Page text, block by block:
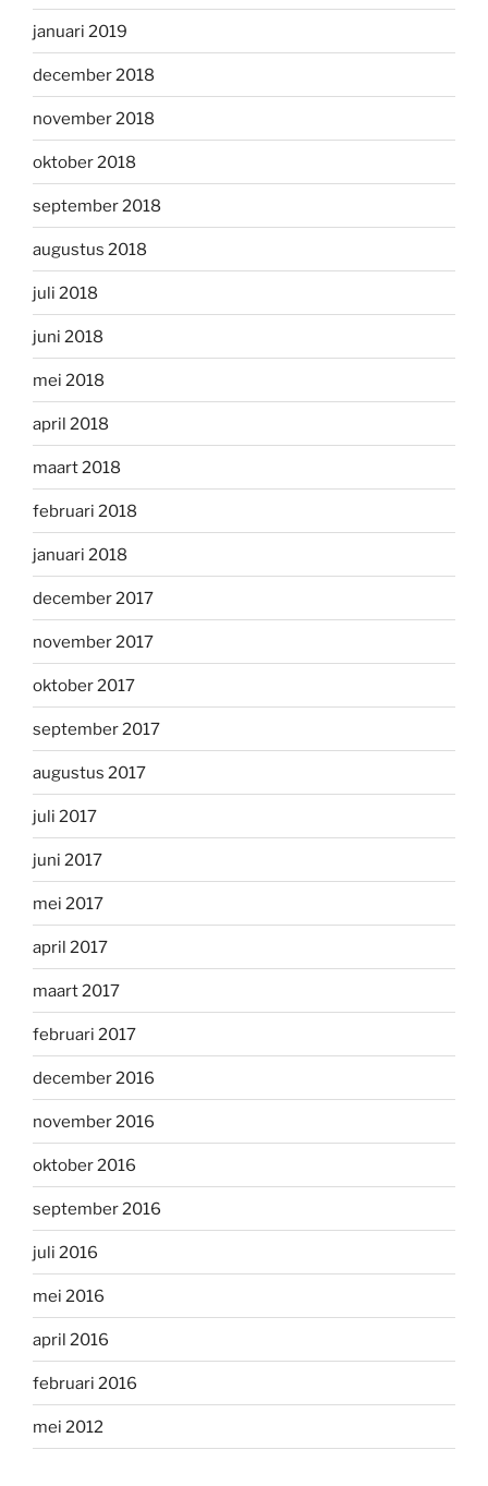
januari 2019
december 2018
november 2018
oktober 2018
september 2018
augustus 2018
juli 2018
juni 2018
mei 2018
april 2018
maart 2018
februari 2018
januari 2018
december 2017
november 2017
oktober 2017
september 2017
augustus 2017
juli 2017
juni 2017
mei 2017
april 2017
maart 2017
februari 2017
december 2016
november 2016
oktober 2016
september 2016
juli 2016
mei 2016
april 2016
februari 2016
mei 2012